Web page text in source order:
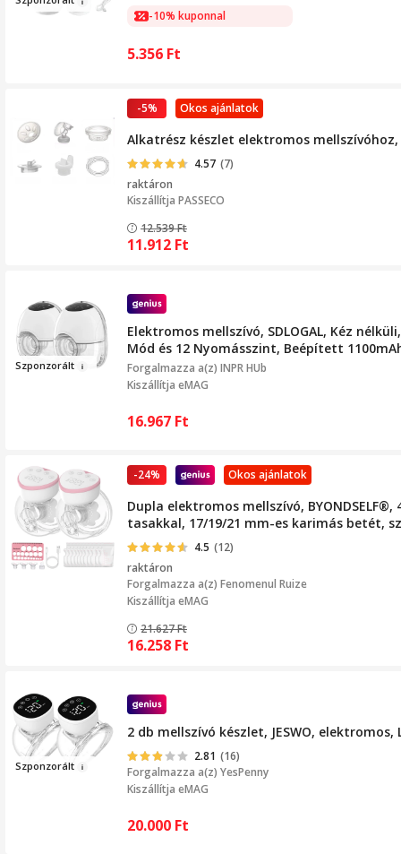
-10% kuponnal
5.356 Ft
Okos ajánlatok
-5%
Alkatrész készlet elektromos mellszívóhoz,
4.57 (7)
raktáron
Kiszállítja PASSECO
12.539Ft
11.912 Ft
Szponzorált
Elektromos mellszívó, SDLOGAL, Kéz
Mód és 12 Nyomásszint, Beépített
Forgalmazza a(z) INPR HUb
Kiszállítja eMAG
16.967 Ft
Okos ajánlatok
-24%
Dupla elektromos mellszívó,
tasakkal, 17/19/21 mm-es karimás betét,
4.5 (12)
raktáron
Forgalmazza a(z) Fenomenul Ruize
Kiszállítja eMAG
21.627Ft
16.258 Ft
Szponzorált
2 db mellszívó készlet, JESWO,
2.81 (16)
Forgalmazza a(z) YesPenny
Kiszállítja eMAG
20.000 Ft